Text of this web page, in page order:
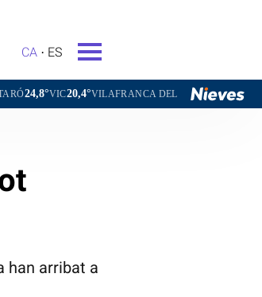
CA ES
VILAFRANCA DEL PENEDÈS23,7°VILANOVA I LA
han arribat a